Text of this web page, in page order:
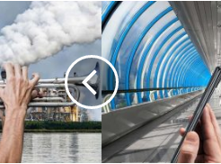
بیشتر مواد با حرارت‌دادن نرم
چرا تخم مرغ سفت می‌شود؟
گذاشت؛ پایانی بر عصر